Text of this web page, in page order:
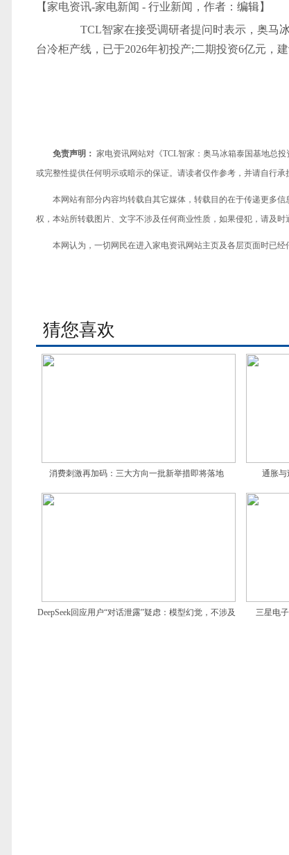
【家电资讯-家电新闻 - 行业新闻，作者： 编辑】
TCL智家在接受调研者提问时表示，奥马
台冷柜产线，已于2026年初投产;二期投资6亿元，
免责声明： 家电资讯网站对《TCL智家：奥马冰箱泰国基地总
或完整性提供任何明示或暗示的保证。请读者仅作参考，并请自行承
本网站有部分内容均转载自其它媒体，转载目的在于传递更多
权，本站所转载图片、文字不涉及任何商业性质，如果侵犯，请及
本网认为，一切网民在进入家电资讯网站主页及各层页面时已经
猜您喜欢
消费刺激再加码：三大方向一批新举措即将落地 通胀与
DeepSeek回应用户“对话泄露”疑虑：模型幻觉，不涉及 三星电